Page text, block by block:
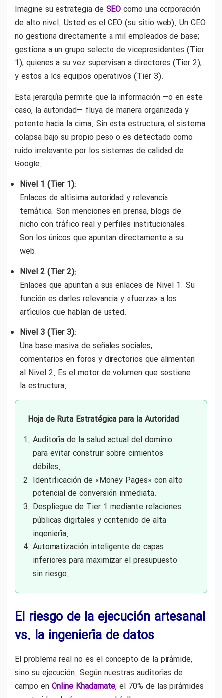
Imagine su estrategia de SEO como una corporación
de alto nivel. Usted es el CEO (su sitio web). Un CEO
no gestiona directamente a mil empleados de base;
gestiona a un grupo selecto de vicepresidentes (Tier
1), quienes a su vez supervisan a directores (Tier 2),
y estos a los equipos operativos (Tier 3).
Esta jerarquía permite que la información —o en este
caso, la autoridad— fluya de manera organizada y
potente hacia la cima. Sin esta estructura, el sistema
colapsa bajo su propio peso o es detectado como
ruido irrelevante por los sistemas de calidad de
Google.
Nivel 1 (Tier 1):
Enlaces de altísima autoridad y relevancia
temática. Son menciones en prensa, blogs de
nicho con tráfico real y perfiles institucionales.
Son los únicos que apuntan directamente a su
web.
Nivel 2 (Tier 2):
Enlaces que apuntan a sus enlaces de Nivel 1. Su
función es darles relevancia y «fuerza» a los
artículos que hablan de usted.
Nivel 3 (Tier 3):
Una base masiva de señales sociales,
comentarios en foros y directorios que alimentan
al Nivel 2. Es el motor de volumen que sostiene
la estructura.
Hoja de Ruta Estratégica para la Autoridad
Auditoría de la salud actual del dominio
para evitar construir sobre cimientos
débiles.
Identificación de «Money Pages» con alto
potencial de conversión inmediata.
Despliegue de Tier 1 mediante relaciones
públicas digitales y contenido de alta
ingeniería.
Automatización inteligente de capas
inferiores para maximizar el presupuesto
sin riesgo.
El riesgo de la ejecución artesanal
vs. la ingeniería de datos
El problema real no es el concepto de la pirámide,
sino su ejecución. Según nuestras auditorías de
campo en Online Khadamate, el 70% de las pirámides